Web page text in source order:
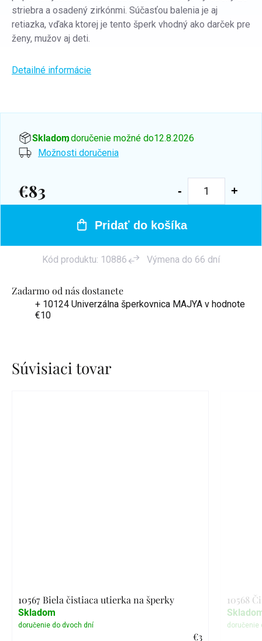
Zadarmo od nás dostanete
+ 10124 Univerzálna šperkovnica MAJYA v hodnote
€10
striebra a osadený zirkónmi. Súčasťou balenia je aj
retiazka, vďaka ktorej je tento šperk vhodný ako darček pre
ženy, mužov aj deti.
Detailné informácie
Skladom, doručenie možné do12.8.2026
Možnosti doručenia
€83
Jednotková
Pridať do košíka
Kód produktu: 10886 Výmena do 66 dní
Súvisiaci tovar
10567 Biela čistiaca utierka na šperky
€3
Skladom
10568